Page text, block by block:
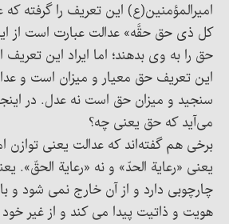
امیرالمؤمنین(ع) این تعریف را گرفته
کل ذی حق حقَّه» عدالت عبارت است از
حق را به وی بدهند؛ اما ایراد این
این تعریف حق معیار و میزان است و
سنجید و میزان حق است نه عدل. در
می‌آید که حق یعنی چه؟
برخی هم گفته‌اند که عدالت یعنی توازن
یعنی «رعایة الحدّ» و نه «رعایة
چارچوبی دارد و از آن خارج نمی شود و
هویت و ذاتیت پیدا می کند و از غیر خود